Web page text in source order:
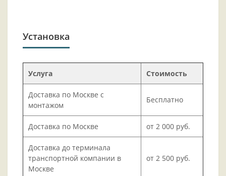
Установка
Услуга Стоимость
Доставка по Москве с
монтажом
Бесплатно
Доставка по Москве от 2 000 руб.
Доставка до терминала
транспортной компании в
Москве
от 2 500 руб.